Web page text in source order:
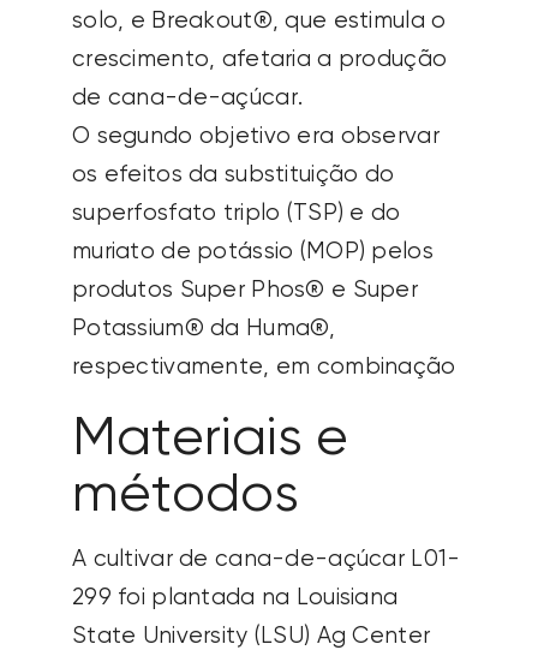
solo, e Breakout®, que estimula o
crescimento, afetaria a produção
de cana-de-açúcar.
O segundo objetivo era observar
os efeitos da substituição do
superfosfato triplo (TSP) e do
muriato de potássio (MOP) pelos
produtos Super Phos® e Super
Potassium® da Huma®,
respectivamente, em combinação
Materiais e
métodos
A cultivar de cana-de-açúcar L01-
299 foi plantada na Louisiana
State University (LSU) Ag Center